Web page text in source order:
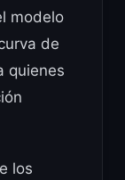
modelo
de
quienes
los